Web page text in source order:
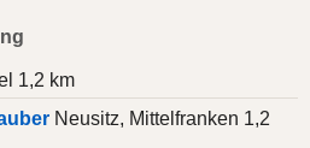
1,2 km
Neusitz, Mittelfranken 1,2